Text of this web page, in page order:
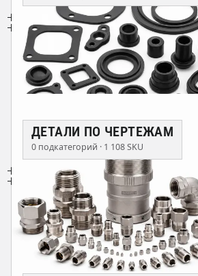
ДЕТАЛИ ПО ЧЕРТЕЖАМ
0 подкатегорий · 1 108 SKU